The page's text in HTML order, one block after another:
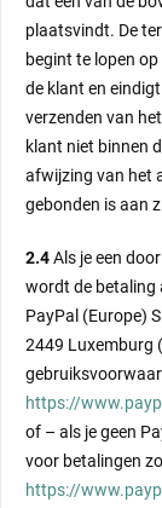
plaatsvindt. De
begint te lopen
de klant en
verzenden van
klant niet binnen
afwijzing van het
gebonden is aan
2.4Als je een
wordt de betaling
PayPal (Europe)
2449 Luxemburg
https://
of – als je geen
voor betalingen
https://